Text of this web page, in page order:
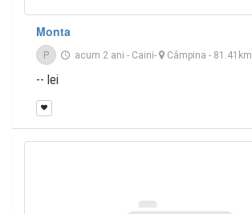
Monta
P acum 2 ani - Caini- Câmpina - 81.41km
-- lei